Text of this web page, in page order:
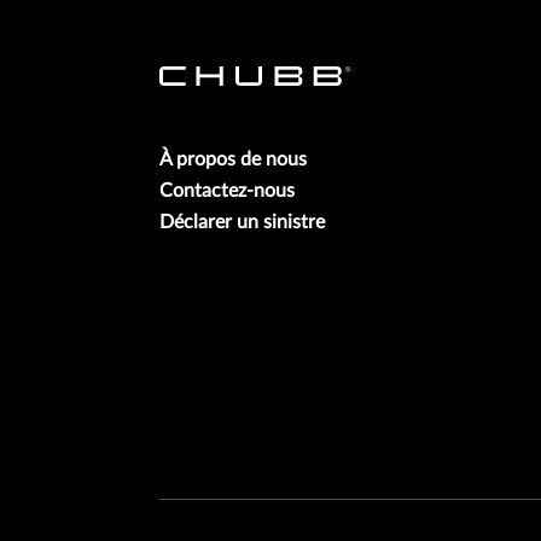
À propos de nous
Contactez-nous
Déclarer un sinistre